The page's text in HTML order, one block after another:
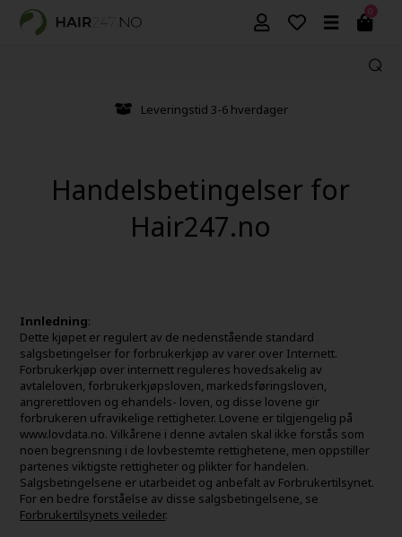
0
Leveringstid 3-6 hverdager
Handelsbetingelser for
Hair247.no
Innledning:
Dette kjøpet er regulert av de nedenstående standard
salgsbetingelser for forbrukerkjøp av varer over Internett.
Forbrukerkjøp over internett reguleres hovedsakelig av
avtaleloven, forbrukerkjøpsloven, markedsføringsloven,
angrerettloven og ehandels- loven, og disse lovene gir
forbrukeren ufravikelige rettigheter. Lovene er tilgjengelig på
www.lovdata.no. Vilkårene i denne avtalen skal ikke forstås som
noen begrensning i de lovbestemte rettighetene, men oppstiller
partenes viktigste rettigheter og plikter for handelen.
Salgsbetingelsene er utarbeidet og anbefalt av Forbrukertilsynet.
For en bedre forståelse av disse salgsbetingelsene, se
Forbrukertilsynets veileder.